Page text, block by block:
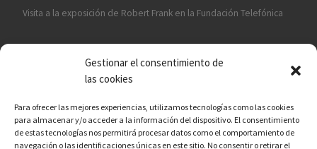
Gestionar el consentimiento de
las cookies
Para ofrecer las mejores experiencias, utilizamos tecnologías como las cookies
para almacenar y/o acceder a la información del dispositivo. El consentimiento
de estas tecnologías nos permitirá procesar datos como el comportamiento de
navegación o las identificaciones únicas en este sitio. No consentir o retirar el
Visita a la exposición de Robert Frank en la Fundación Telefónica
¡ASÓCIATE A CÁMARA EN MANO!